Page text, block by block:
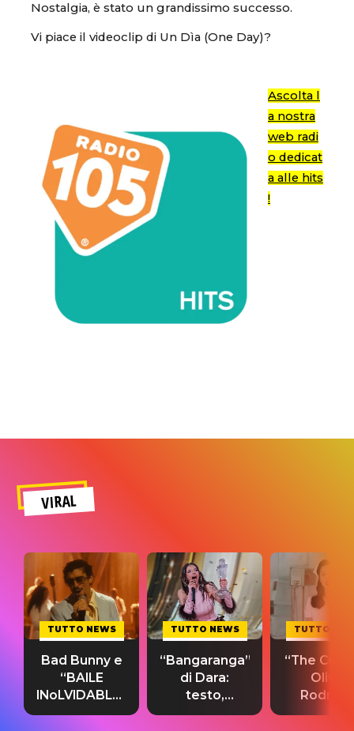
Nostalgia, è stato un grandissimo successo.
Vi piace il videoclip di Un Dìa (One Day)?
Ascolta l
a nostra
web radi
o dedicat
a alle hits
!
VIRAL
TUTTO NEWS
Bad Bunny e
“BAILE
INoLVIDABLE”:
testo,
TUTTO NEWS
“Bangaranga”
di Dara:
testo,
traduzione e
TUTTO
“The
Olivia
testo,